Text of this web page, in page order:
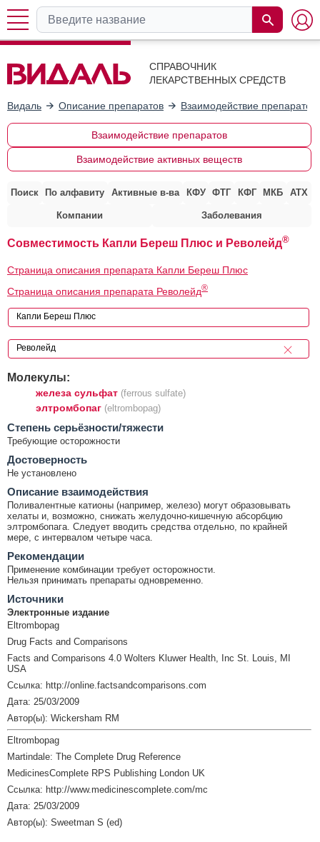
СПРАВОЧНИК
ЛЕКАРСТВЕННЫХ СРЕДСТВ
Видаль Описание препаратов Взаимодействие препаратов
Взаимодействие препаратов
Взаимодействие активных веществ
Поиск По алфавиту Активные в-ва КФУ ФТГ КФГ МКБ АТХ
Компании Заболевания
Совместимость Капли Береш Плюс и Револейд®
Страница описания препарата Капли Береш Плюс
Страница описания препарата Револейд®
Молекулы:
железа сульфат (ferrous sulfate)
элтромбопаг (eltrombopag)
Cтепень серьёзности/тяжести
Требующие осторожности
Достоверность
Не установлено
Описание взаимодействия
Поливалентные катионы (например, железо) могут образовывать
хелаты и, возможно, снижать желудочно-кишечную абсорбцию
элтромбопага. Следует вводить средства отдельно, по крайней
мере, с интервалом четыре часа.
Рекомендации
Применение комбинации требует осторожности.
Нельзя принимать препараты одновременно.
Источники
Электронные издание
Eltrombopag
Drug Facts and Comparisons
Facts and Comparisons 4.0 Wolters Kluwer Health, Inc St. Louis, MI
USA
Ссылка: http://online.factsandcomparisons.com
Дата: 25/03/2009
Автор(ы): Wickersham RM
Eltrombopag
Martindale: The Complete Drug Reference
MedicinesComplete RPS Publishing London UK
Ссылка: http://www.medicinescomplete.com/mc
Дата: 25/03/2009
Автор(ы): Sweetman S (ed)